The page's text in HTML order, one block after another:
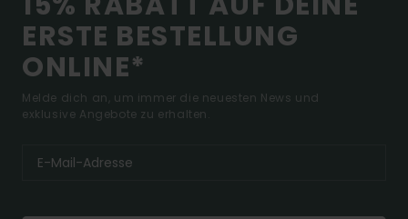
ERSTE BESTELLUNG
ONLINE*
Melde dich an, um immer die neuesten News und
exklusive Angebote zu erhalten.